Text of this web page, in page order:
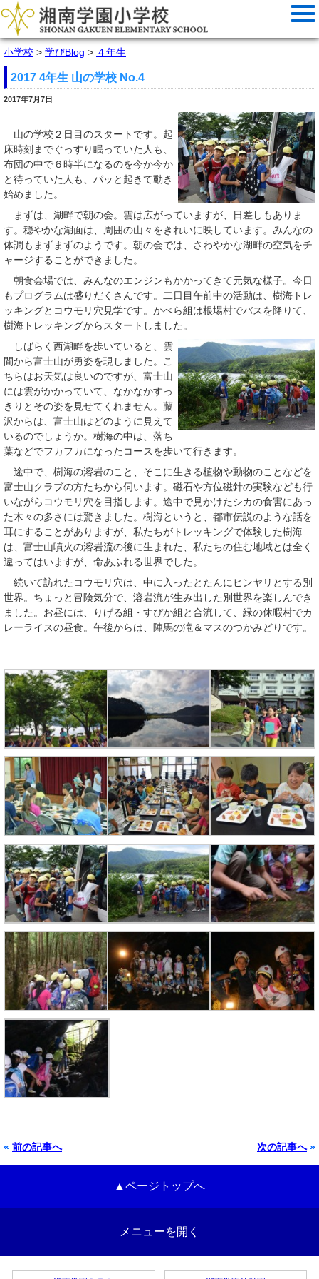
小学校 > 学びBlog > ４年生
2017 4年生 山の学校 No.4
2017年7月7日
山の学校２日目のスタートです。起
床時刻までぐっすり眠っていた人も、
布団の中で６時半になるのを今か今か
と待っていた人も、パッと起きて動き
始めました。
まずは、湖畔で朝の会。雲は広がっていますが、日差しもありま
す。穏やかな湖面は、周囲の山々をきれいに映しています。みんなの
体調もまずまずのようです。朝の会では、さわやかな湖畔の空気をチ
ャージすることができました。
朝食会場では、みんなのエンジンもかかってきて元気な様子。今日
もプログラムは盛りだくさんです。二日目午前中の活動は、樹海トレ
ッキングとコウモリ穴見学です。かぺら組は根場村でバスを降りて、
樹海トレッキングからスタートしました。
しばらく西湖畔を歩いていると、雲
間から富士山が勇姿を現しました。こ
ちらはお天気は良いのですが、富士山
には雲がかかっていて、なかなかすっ
きりとその姿を見せてくれません。藤
沢からは、富士山はどのように見えて
いるのでしょうか。樹海の中は、落ち
葉などでフカフカになったコースを歩いて行きます。
途中で、樹海の溶岩のこと、そこに生きる植物や動物のことなどを
富士山クラブの方たちから伺います。磁石や方位磁針の実験なども行
いながらコウモリ穴を目指します。途中で見かけたシカの食害にあっ
た木々の多さには驚きました。樹海というと、都市伝説のような話を
耳にすることがありますが、私たちがトレッキングで体験した樹海
は、富士山噴火の溶岩流の後に生まれた、私たちの住む地域とは全く
違ってはいますが、命あふれる世界でした。
続いて訪れたコウモリ穴は、中に入ったとたんにヒンヤリとする別
世界。ちょっと冒険気分で、溶岩流が生み出した別世界を楽しんでき
ました。お昼には、りげる組・すぴか組と合流して、緑の休暇村でカ
レーライスの昼食。午後からは、陣馬の滝＆マスのつかみどりです。
« 前の記事へ 次の記事へ»
▲ページトップへ
メニューを開く